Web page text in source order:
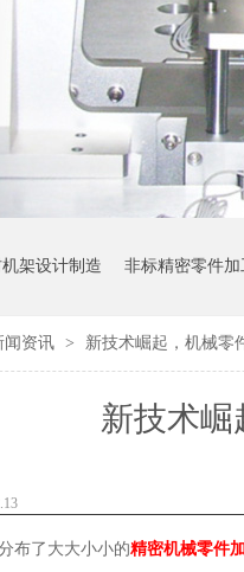
架设计制造 非标精密零件加
闻资讯 > 新技术崛起，机械零
新技术崛
布了大大小小的精密机械零件